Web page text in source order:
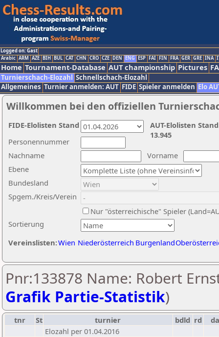
Logged on: Gast
Arabic ARM AZE BIH BUL CAT CHN CRO CZE DEN ENG ESP FAI FIN FRA GER GRE INA
Home Tournament-Database AUT championship Pictures
Turnierschach-Elozahl Schnellschach-Elozahl
Allgemeines Turnier anmelden: AUT FIDE Spieler anmelden Elo
Willkommen bei den offiziellen
Nachname
Vorname
Ebene
Sortierung
Personennummer
Bundesland
Spgem./Kreis/Verein
Nur "österreichische" Spieler
Vereinslisten:Wien Niederösterreich Burgenland
AUT-Elolisten
13.945
FIDE-Elolisten Stand
Pnr:133878 Name: Robert
Grafik Partie-Statistik)
tnr St turnier bdld rd
Elozahl per 01.04.2016